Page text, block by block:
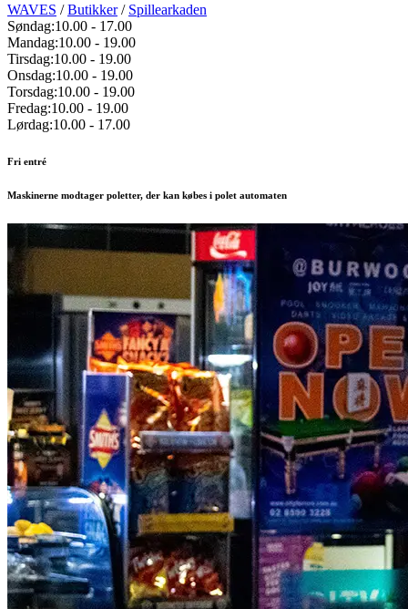
WAVES /Butikker/ Spillearkaden
Søndag:10.00 - 17.00
Mandag:10.00 - 19.00
Tirsdag:10.00 - 19.00
Onsdag:10.00 - 19.00
Torsdag:10.00 - 19.00
Fredag:10.00 - 19.00
Lørdag:10.00 - 17.00
Fri entré
Maskinerne modtager poletter, der kan købes i polet automaten